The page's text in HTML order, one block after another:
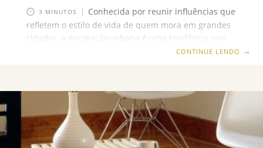
3 MINUTOS
Conhecida por reunir influências que
refletem o estilo de vida de quem mora em grandes
cidades, a decoração urbana é uma tendência que
conquista especialmente quem vive em
são facilmente encontrados em lojas ou até mesmo
dentro de casa. Da onde veio o estilo urbano na
decoração Assim como o estilo industrial, o urbano
nasceu em Nova York, quando áreas industriais e
comerciais começaram a ser
CONTINUE LENDO →